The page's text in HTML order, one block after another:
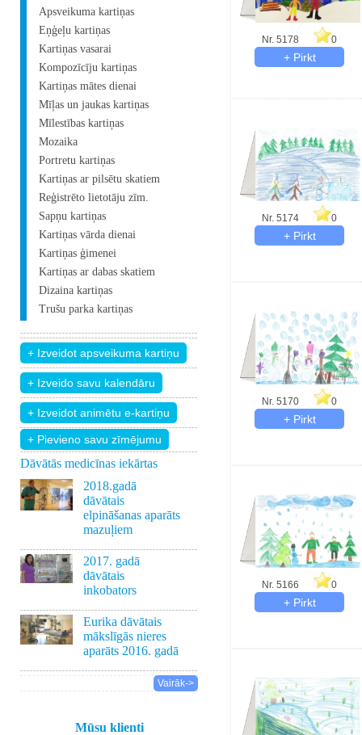
Apsveikuma kartiņas
Eņģeļu kartiņas
Kartiņas vasarai
Kompozīcīju kartiņas
Kartiņas mātes dienai
Mīļas un jaukas kartiņas
Mīlestības kartiņas
Mozaika
Portretu kartiņas
Kartiņas ar pilsētu skatiem
Reģistrēto lietotāju zīm.
Sapņu kartiņas
Kartiņas vārda dienai
Kartiņas ģimenei
Kartiņas ar dabas skatiem
Dizaina kartiņas
Trušu parka kartiņas
+ Pievieno savu zīmējumu
Dāvātās medicīnas iekārtas
2018.gadā
dāvātais
elpināšanas aparāts
mazuļiem
2017. gadā
dāvātais
inkobators
Eurika dāvātais
mākslīgās nieres
aparāts 2016. gadā
Vairāk->
Mūsu klienti
Nr. 5178 0
Nr. 5174 0
Nr. 5170 0
Nr. 5166 0